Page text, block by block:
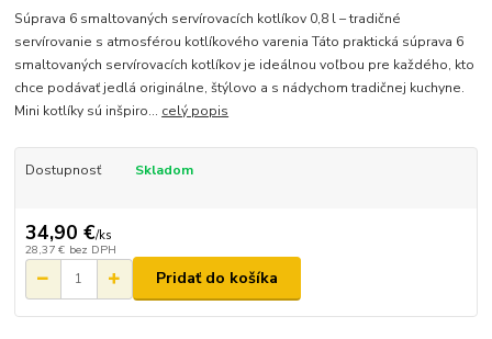
Súprava 6 smaltovaných servírovacích kotlíkov 0,8 l – tradičné
servírovanie s atmosférou kotlíkového varenia Táto praktická súprava 6
smaltovaných servírovacích kotlíkov je ideálnou voľbou pre každého, kto
chce podávať jedlá originálne, štýlovo a s nádychom tradičnej kuchyne.
Mini kotlíky sú inšpiro... celý popis
Dostupnosť Skladom
34,90 €/ks
28,37 € bez DPH
Pridať do košíka